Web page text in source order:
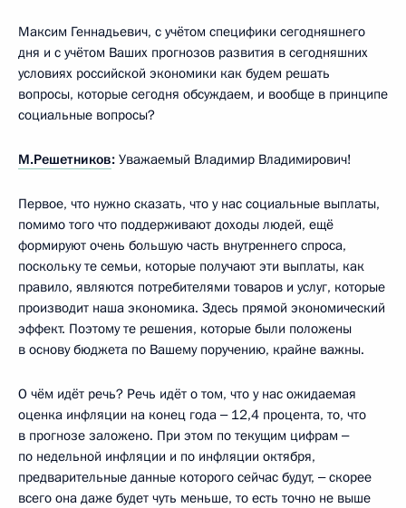
Максим Геннадьевич, с учётом специфики сегодняшнего
дня и с учётом Ваших прогнозов развития в сегодняшних
условиях российской экономики как будем решать
вопросы, которые сегодня обсуждаем, и вообще в принципе
социальные вопросы?
М.Решетников: Уважаемый Владимир Владимирович!
Первое, что нужно сказать, что у нас социальные выплаты,
помимо того что поддерживают доходы людей, ещё
формируют очень большую часть внутреннего спроса,
поскольку те семьи, которые получают эти выплаты, как
правило, являются потребителями товаров и услуг, которые
производит наша экономика. Здесь прямой экономический
эффект. Поэтому те решения, которые были положены
в основу бюджета по Вашему поручению, крайне важны.
О чём идёт речь? Речь идёт о том, что у нас ожидаемая
оценка инфляции на конец года ‒ 12,4 процента, то, что
в прогнозе заложено. При этом по текущим цифрам ‒
по недельной инфляции и по инфляции октября,
предварительные данные которого сейчас будут, ‒ скорее
всего она даже будет чуть меньше, то есть точно не выше